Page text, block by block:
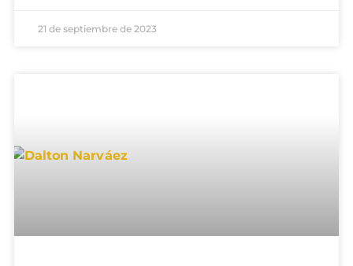
21 de septiembre de 2023